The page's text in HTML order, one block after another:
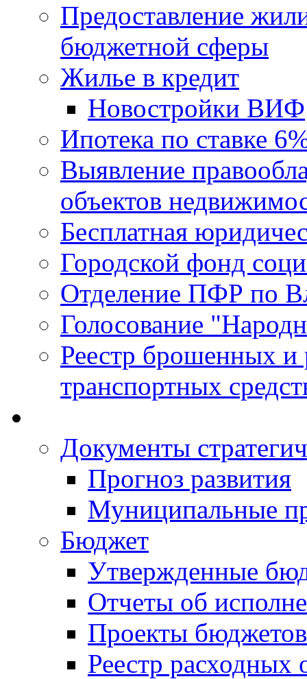
Предоставление
бюджетной сферы
Жилье в кредит
Новостройки ВИФ
Ипотека по ставке
Выявление
объектов
Бесплатная
Городской фонд
Отделение ПФР по
Голосование
Реестр брошенных и
транспортных
Документы
Прогноз развития
Муниципальные
Бюджет
Утвержденные
Отчеты об
Проекты бюджетов
Реестр расходных